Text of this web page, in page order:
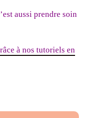
aussi prendre soin
à nos tutoriels en